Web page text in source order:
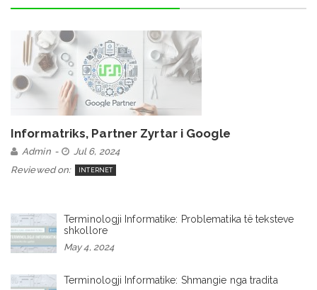
Informatriks, Partner Zyrtar i Google
Admin
Jul 6, 2024
Reviewed on:
INTERNET
Terminologji Informatike: Problematika të teksteve
shkollore
May 4, 2024
Terminologji Informatike: Shmangie nga tradita